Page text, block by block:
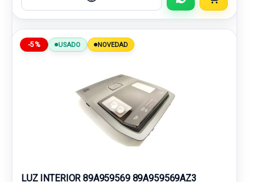
-5% USADO NOVEDAD
LUZ INTERIOR 89A959569 89A959569AZ3